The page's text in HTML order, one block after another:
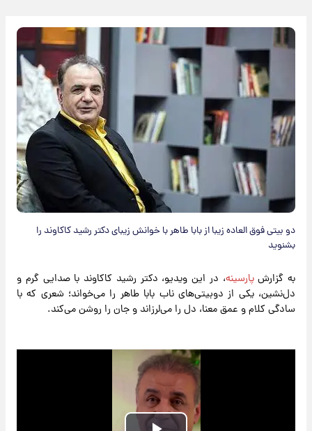
دو بیتی فوق العاده زیبا از بابا طاهر با خوانش زیبای دکتر رشید کاکاوند را
بشنوید
به گزارشپارسینه، در این ویدیو، دکتر رشید کاکاوند با صدایی گرم و
دل‌نشین، یکی از دوبیتی‌های ناب بابا طاهر را می‌خواند؛ شعری که با
سادگی کلام و عمق معنا، دل را می‌لرزاند و جان را روشن می‌کند.